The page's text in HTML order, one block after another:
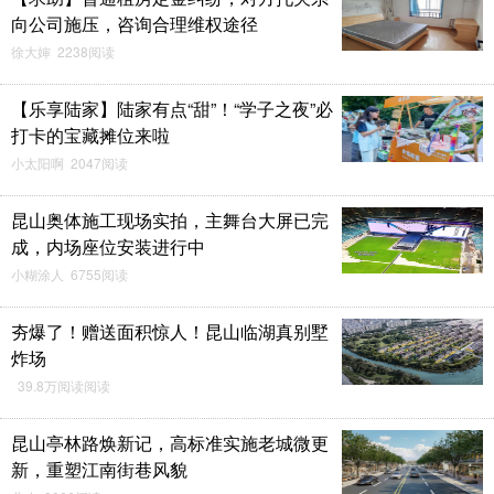
向公司施压，咨询合理维权途径
徐大婶 2238阅读
【乐享陆家】陆家有点“甜”！“学子之夜”必
打卡的宝藏摊位来啦
小太阳啊 2047阅读
昆山奥体施工现场实拍，主舞台大屏已完
成，内场座位安装进行中
小糊涂人 6755阅读
夯爆了！赠送面积惊人！昆山临湖真别墅
炸场
39.8万阅读阅读
昆山亭林路焕新记，高标准实施老城微更
新，重塑江南街巷风貌